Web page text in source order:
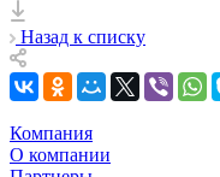
Назад к списку
Компания
О компании